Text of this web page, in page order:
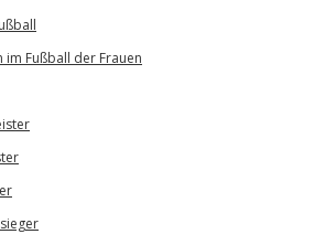
Fußball der Frauen